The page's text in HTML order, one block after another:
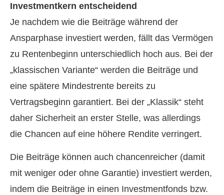
Investmentkern entscheidend
Je nachdem wie die Beiträge während der
Ansparphase investiert werden, fällt das Vermögen
zu Rentenbeginn unterschiedlich hoch aus. Bei der
„klassischen Variante“ werden die Beiträge und
eine spätere Mindestrente bereits zu
Vertragsbeginn garantiert. Bei der „Klassik“ steht
daher Sicherheit an erster Stelle, was allerdings
die Chancen auf eine höhere Rendite verringert.
Die Beiträge können auch chancenreicher (damit
mit weniger oder ohne Garantie) investiert werden,
indem die Beiträge in einen Investmentfonds bzw.